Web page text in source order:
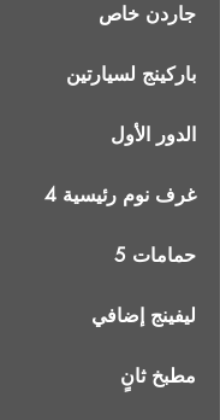
جاردن خاص
باركينج لسيارتين
الدور الأول
4 غرف نوم رئيسية
5 حمامات
ليفينج إضافي
مطبخ ثانٍ